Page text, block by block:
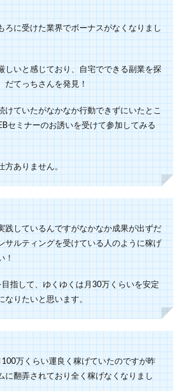
ろに受けた業界でボーナスがなくなりまし
しいと感じており、自宅でできる副業を探
だてっちさんを発見！
けていたがなかなか行動できずにいたとこ
セミナーのお誘いを受けて参加してみる
方ありません。
践しているんですがなかなか成果が出ずだ
サルティングを受けている人のように稼げ
！
指して、ゆくゆくは月30万くらいを安定
なりたいと思います。
万くらい運良く稼げていたのですが昨
に翻弄されており全く稼げなくなりまし